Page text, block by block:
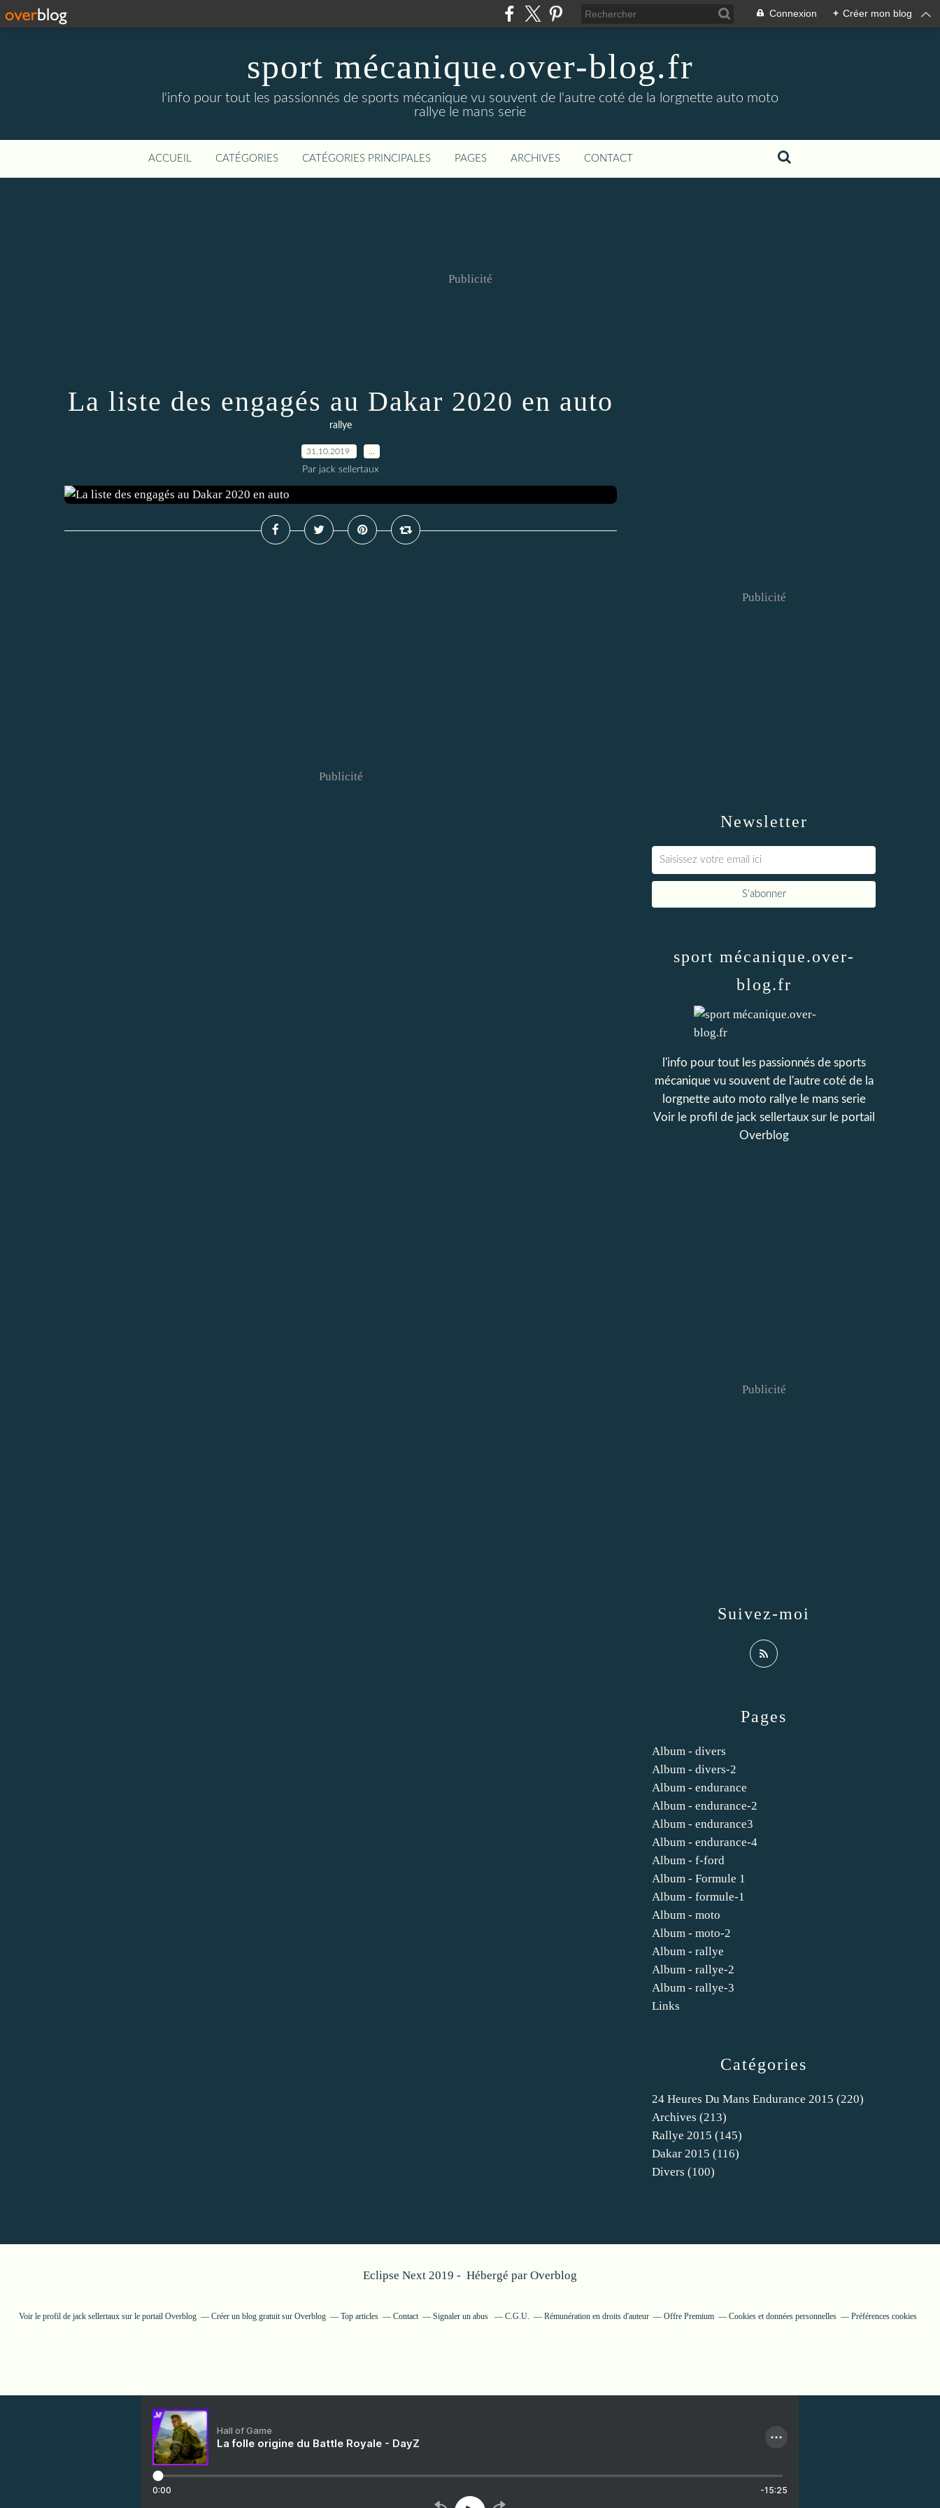
Connexion + Créer mon blog
sport mécanique.over-blog.fr
l'info pour tout les passionnés de sports mécanique vu souvent de l'autre coté de la lorgnette auto moto
rallye le mans serie
ACCUEIL CATÉGORIES CATÉGORIES PRINCIPALES PAGES ARCHIVES CONTACT
Publicité
La liste des engagés au Dakar 2020 en auto
rallye
31.10.2019
Par jack sellertaux
Publicité
Newsletter
Publicité
Catégories
24 Heures Du Mans Endurance 2015 (220)
Archives (213)
Rallye 2015 (145)
Dakar 2015 (116)
Divers (100)
Pages
Album - divers
Album - divers-2
Album - endurance
Album - endurance-2
Album - endurance3
Album - endurance-4
Album - f-ford
Album - Formule 1
Album - formule-1
Album - moto
Album - moto-2
Album - rallye
Album - rallye-2
Album - rallye-3
Links
sport mécanique.over-
blog.fr
l'info pour tout les passionnés de sports
mécanique vu souvent de l'autre coté de la
lorgnette auto moto rallye le mans serie
Voir le profil de jack sellertauxsur le portail
Overblog
Suivez-moi
Publicité
Eclipse Next 2019 - Hébergé par Overblog
Voir le profil de jack sellertaux sur le portail Overblog Créer un blog gratuit sur Overblog Top articles Contact Signaler un abus C.G.U. Rémunération en droits d'auteur Offre Premium Cookies et données personnelles Préférences cookies
Hall of Game
La folle origine du Battle Royale - DayZ
0:00 -15:25